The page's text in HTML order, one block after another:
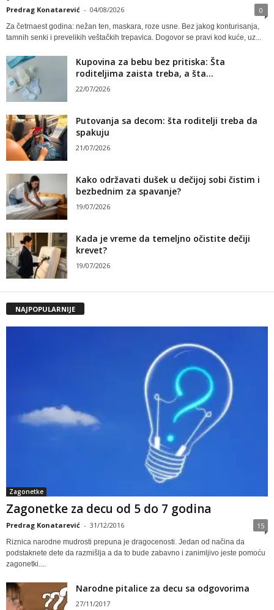
Predrag Konatarević - 04/08/2026 0
Za četrnaest godina: nežan ten, maskara, roze usne. Bez jakog konturisanja,
tamnih senki i prevelikih veštačkih trepavica. Dogovor se pravi kod kuće, uz...
Kupovina za bebu bez pritiska: Šta
roditeljima zaista treba, a šta...
22/07/2026
Putovanja sa decom: šta roditelji treba da
spakuju
21/07/2026
Kako održavati dušek u dečijoj sobi čistim i
bezbednim za spavanje?
19/07/2026
Kada je vreme da temeljno očistite dečiji
krevet?
19/07/2026
NAJPOPULARNIJE
Zagonetke
Zagonetke za decu od 5 do 7 godina
Predrag Konatarević - 31/12/2016 15
Riznica narodne mudrosti prepuna je dragocenosti. Jedan od načina da
podstaknete dete da razmišlja a da to bude zabavno i zanimljivo jeste pomoću
zagonetki....
Narodne pitalice za decu sa odgovorima
27/11/2017